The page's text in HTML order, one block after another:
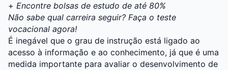
+ Encontre bolsas de estudo de até 80%
Não sabe qual carreira seguir? Faça o teste
vocacional agora!
É inegável que o grau de instrução está ligado ao
acesso à informação e ao conhecimento, já que é uma
medida importante para avaliar o desenvolvimento de